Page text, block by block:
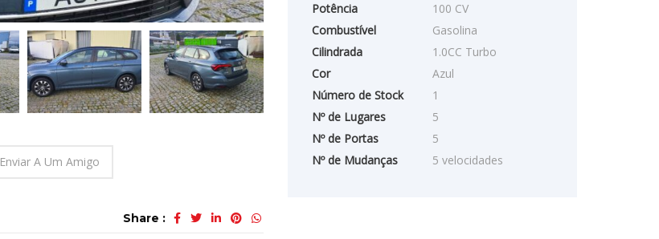
Enviar A Um Amigo
Share :
Potência
100 CV
Combustível
Gasolina
Cilindrada
1.0CC Turbo
Cor
Azul
Número de Stock
1
Nº de Lugares
5
Nº de Portas
5
Nº de Mudanças
5 velocidades